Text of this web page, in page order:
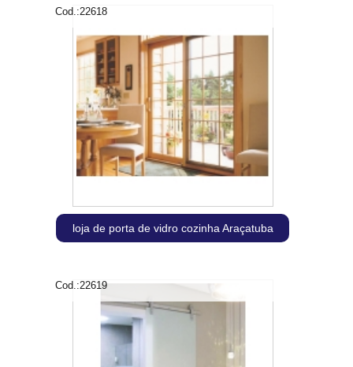
Cod.:22618
loja de porta de vidro cozinha Araçatuba
Cod.:22619